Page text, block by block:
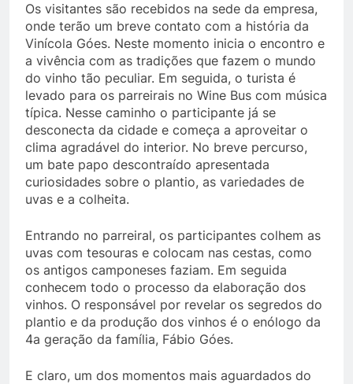
Os visitantes são recebidos na sede da empresa,
onde terão um breve contato com a história da
Vinícola Góes. Neste momento inicia o encontro e
a vivência com as tradições que fazem o mundo
do vinho tão peculiar. Em seguida, o turista é
levado para os parreirais no Wine Bus com música
típica. Nesse caminho o participante já se
desconecta da cidade e começa a aproveitar o
clima agradável do interior. No breve percurso,
um bate papo descontraído apresentada
curiosidades sobre o plantio, as variedades de
uvas e a colheita.
Entrando no parreiral, os participantes colhem as
uvas com tesouras e colocam nas cestas, como
os antigos camponeses faziam. Em seguida
conhecem todo o processo da elaboração dos
vinhos. O responsável por revelar os segredos do
plantio e da produção dos vinhos é o enólogo da
4a geração da família, Fábio Góes.
E claro, um dos momentos mais aguardados do